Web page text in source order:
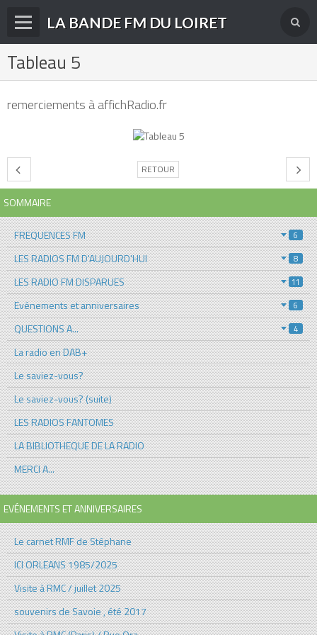
LA BANDE FM DU LOIRET
Accueil
La radio en DAB+
archives
derniéres infos
Livre d'or du site
Contact
Tableau 5
remerciements à affichRadio.fr
RETOUR
SOMMAIRE
FREQUENCES FM 6
LES RADIOS FM D'AUJOURD'HUI 8
LES RADIO FM DISPARUES 11
Evénements et anniversaires 6
QUESTIONS A... 4
La radio en DAB+
Le saviez-vous?
Le saviez-vous? (suite)
LES RADIOS FANTOMES
LA BIBLIOTHEQUE DE LA RADIO
MERCI A...
EVÉNEMENTS ET ANNIVERSAIRES
Le carnet RMF de Stéphane
ICI ORLEANS 1985/2025
Visite à RMC / juillet 2025
souvenirs de Savoie , été 2017